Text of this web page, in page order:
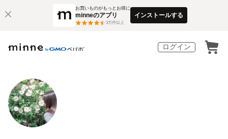
お買いものがもっとお得に
minneのアプリ
3万件以上
インストールする
ログイン